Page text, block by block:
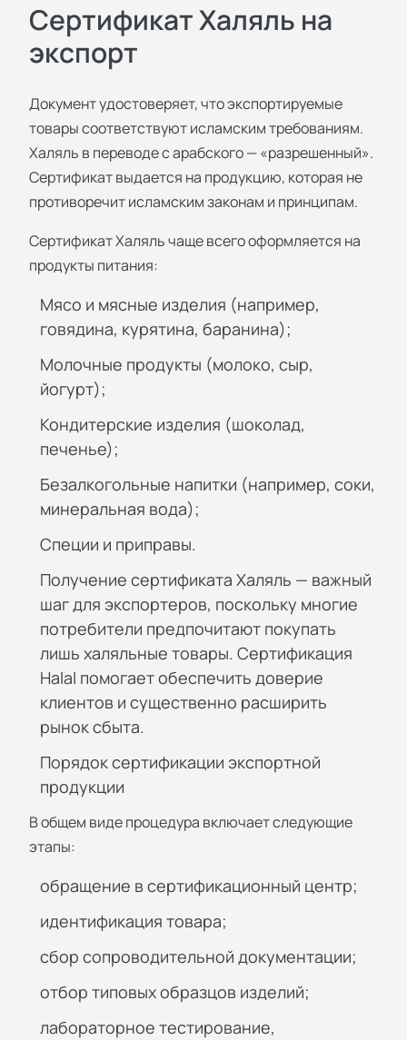
Сертификат Халяль на
экспорт
Документ удостоверяет, что экспортируемые
товары соответствуют исламским требованиям.
Халяль в переводе с арабского — «разрешенный».
Сертификат выдается на продукцию, которая не
противоречит исламским законам и принципам.
Сертификат Халяль чаще всего оформляется на
продукты питания:
Мясо и мясные изделия (например,
говядина, курятина, баранина);
Молочные продукты (молоко, сыр,
йогурт);
Кондитерские изделия (шоколад,
печенье);
Безалкогольные напитки (например, соки,
минеральная вода);
Специи и приправы.
Получение сертификата Халяль — важный
шаг для экспортеров, поскольку многие
потребители предпочитают покупать
лишь халяльные товары. Сертификация
Halal помогает обеспечить доверие
клиентов и существенно расширить
рынок сбыта.
Порядок сертификации экспортной
продукции
В общем виде процедура включает следующие
этапы:
обращение в сертификационный центр;
идентификация товара;
сбор сопроводительной документации;
отбор типовых образцов изделий;
лабораторное тестирование,